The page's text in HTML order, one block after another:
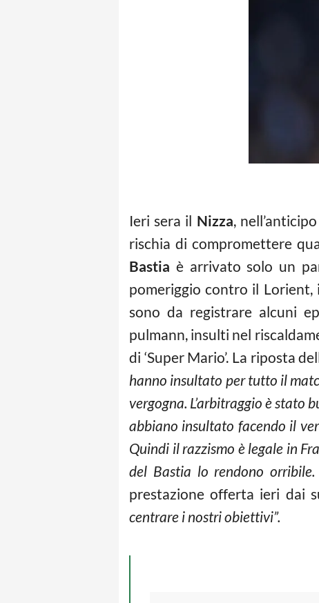
Ieri sera il Nizza,
rischia di compromettere
Bastia è arrivato solo un
pomeriggio contro il
sono da registrare alcuni
pulmann, insulti nel
di ‘Super Mario’. La riposta
hanno insultato per tutto il
vergogna. L’arbitraggio è stato
abbiano insultato facendo il
Quindi il razzismo è legale in
del Bastia lo rendono orribile.
prestazione offerta ieri dai
centrare i nostri obiettivi”.